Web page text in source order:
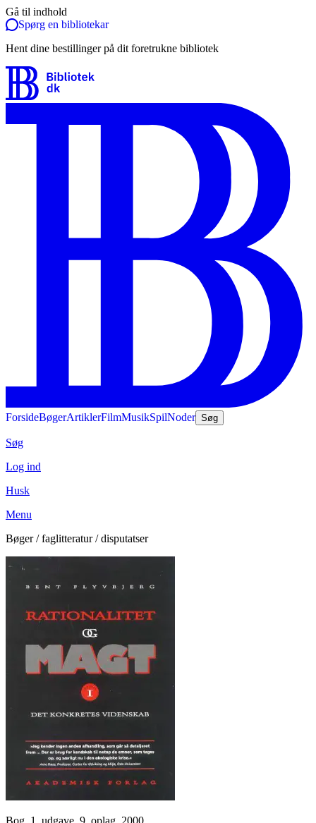
Gå til indhold
Spørg en bibliotekar
Hent dine bestillinger på dit foretrukne bibliotek
ForsideBøgerArtiklerFilmMusikSpilNoder Søg
Søg
Log ind
Husk
Menu
Bøger / faglitteratur / disputatser
Bog, 1. udgave, 9. oplag, 2000